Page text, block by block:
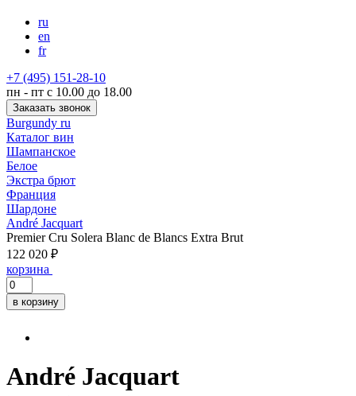
ru
en
fr
+7 (495) 151-28-10
пн - пт с 10.00 до 18.00
Заказать звонок
Burgundy ru
Каталог вин
Шампанское
Белое
Экстра брют
Франция
Шардоне
André Jacquart
Premier Cru Solera Blanc de Blancs Extra Brut
122 020 ₽
корзина
в корзину
André Jacquart